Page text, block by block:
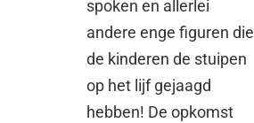
spoken en allerlei
andere enge figuren die
de kinderen de stuipen
op het lijf gejaagd
hebben! De opkomst